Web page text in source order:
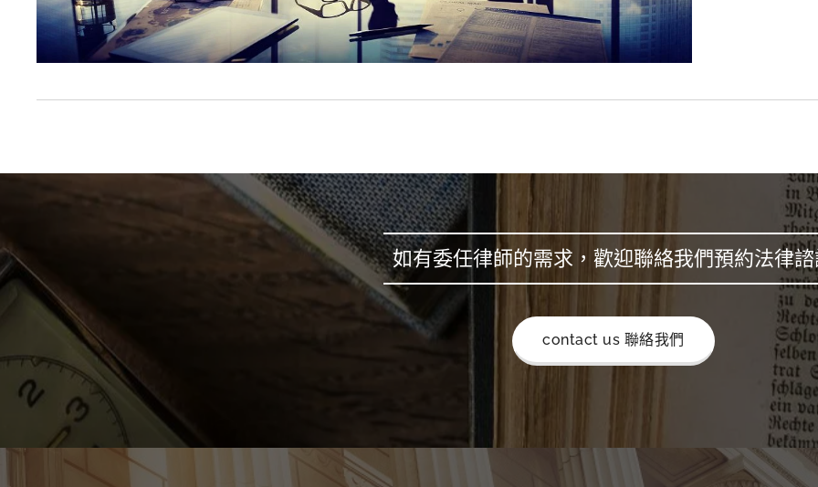
如有委任律師的需求，歡迎聯絡我們預約法律
contact us 聯絡我們